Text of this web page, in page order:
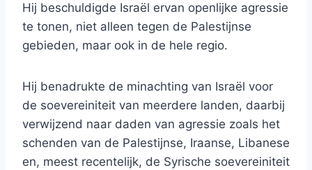
Hij beschuldigde Israël ervan openlijke agressie
te tonen, niet alleen tegen de Palestijnse
gebieden, maar ook in de hele regio.
Hij benadrukte de minachting van Israël voor
de soevereiniteit van meerdere landen, daarbij
verwijzend naar daden van agressie zoals het
schenden van de Palestijnse, Iraanse, Libanese
en, meest recentelijk, de Syrische soevereiniteit